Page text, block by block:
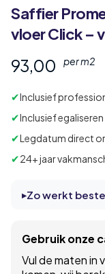
Saffier
vloer Click –
93,00 per m2
✔Inclusief
✔Inclusief
✔Legdatum direct
✔24+ jaar
Zo werkt
Gebruik onze
Vul de maten in